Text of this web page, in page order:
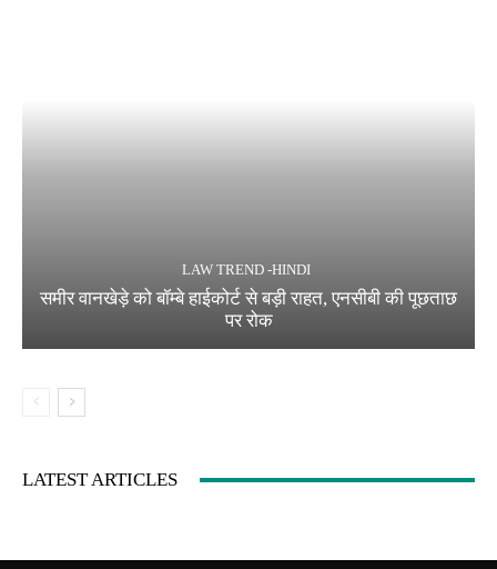
LAW TREND -HINDI
समीर वानखेड़े को बॉम्बे हाईकोर्ट से बड़ी राहत, एनसीबी की पूछताछ
पर रोक
LATEST ARTICLES